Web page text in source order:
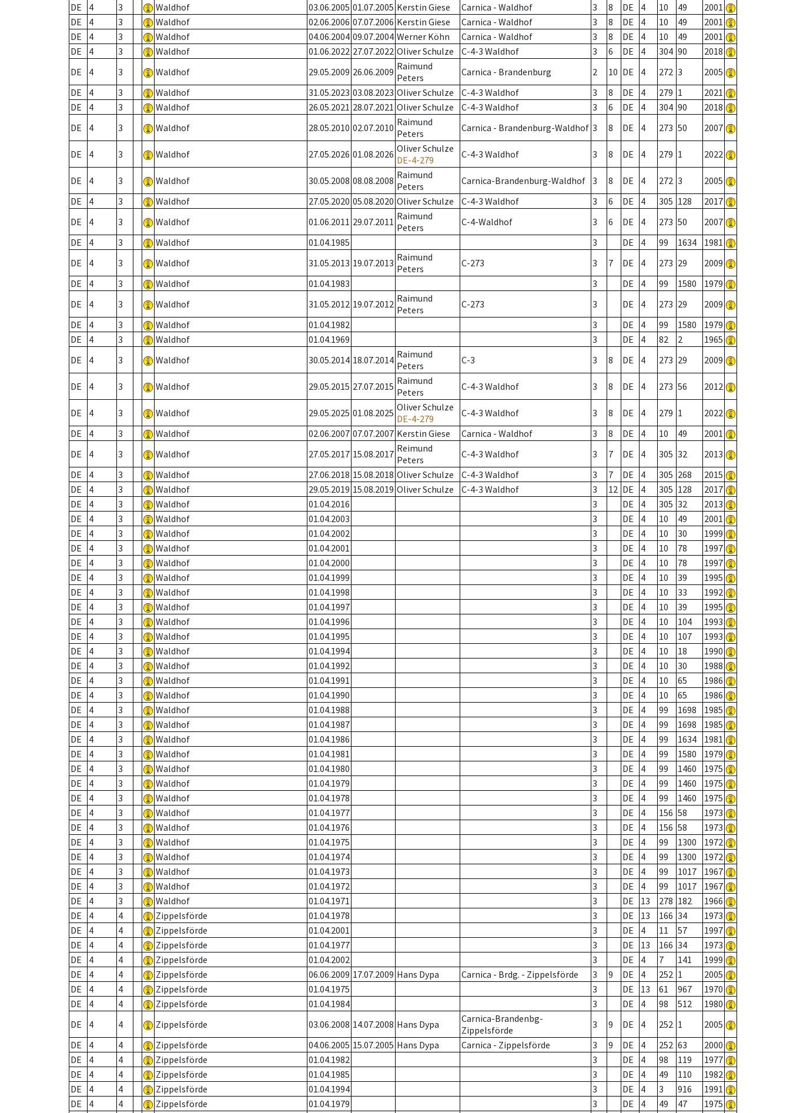
DE
4 3 Waldhof 03.06.2005 01.07.2005 Kerstin Giese Carnica - Waldhof 3 8 DE 4 10 49
2001
DE
4 3 Waldhof 02.06.2006 07.07.2006 Kerstin Giese Carnica - Waldhof 3 8 DE 4 10 49
2001
DE
4 3 Waldhof 04.06.2004 09.07.2004 Werner Köhn Carnica - Waldhof 3 8 DE 4 10 49
2001
DE
4 3 Waldhof 01.06.2022 27.07.2022 Oliver Schulze C-4-3 Waldhof 3 6 DE 4 304 90
2018
DE
4 3 Waldhof 29.05.2009 26.06.2009 Raimund
Peters
Carnica - Brandenburg 2 10 DE 4 272 3
2005
DE
4 3 Waldhof 31.05.2023 03.08.2023 Oliver Schulze C-4-3 Waldhof 3 8 DE 4 279 1
2021
DE
4 3 Waldhof 26.05.2021 28.07.2021 Oliver Schulze C-4-3 Waldhof 3 6 DE 4 304 90
2018
DE
4 3 Waldhof 28.05.2010 02.07.2010 Raimund
Peters
Carnica - Brandenburg-Waldhof 3 8 DE 4 273 50 2007
DE 4 3 Waldhof 27.05.2026 01.08.2026 Oliver Schulze
DE-4-279
C-4-3 Waldhof 3 8 DE 4 279 1 2022
DE 4 3 Waldhof 30.05.2008 08.08.2008 Raimund
Peters
Carnica-Brandenburg-Waldhof 3 8 DE 4 272 3
2005
DE
4 3 Waldhof 27.05.2020 05.08.2020 Oliver Schulze C-4-3 Waldhof 3 6 DE 4 305 128
2017
DE
4 3 Waldhof 01.06.2011 29.07.2011 Raimund
Peters
C-4-Waldhof 3 6 DE 4 273 50
2007
DE
4 3 Waldhof 01.04.1985 3 DE 4 99 1634
1981
DE
4 3 Waldhof 31.05.2013 19.07.2013 Raimund
Peters
C-273 3 7 DE 4 273 29
2009
DE
4 3 Waldhof 01.04.1983 3 DE 4 99 1580
1979
DE
4 3 Waldhof 31.05.2012 19.07.2012 Raimund
Peters
C-273 3 DE 4 273 29
2009
DE
4 3 Waldhof 01.04.1982 3 DE 4 99 1580
1979
DE
4 3 Waldhof 01.04.1969 3 DE 4 82 2
1965
DE
4 3 Waldhof 30.05.2014 18.07.2014 Raimund
Peters
C-3 3 8 DE 4 273 29 2009
DE 4 3 Waldhof 29.05.2015 27.07.2015 Raimund
Peters
C-4-3 Waldhof 3 8 DE 4 273 56 2012
DE 4 3 Waldhof 29.05.2025 01.08.2025 Oliver Schulze
DE-4-279
C-4-3 Waldhof 3 8 DE 4 279 1
2022
DE
4 3 Waldhof 02.06.2007 07.07.2007 Kerstin Giese Carnica - Waldhof 3 8 DE 4 10 49
2001
DE
4 3 Waldhof 27.05.2017 15.08.2017 Reimund
Peters
C-4-3 Waldhof 3 7 DE 4 305 32
2013
DE
4 3 Waldhof 27.06.2018 15.08.2018 Oliver Schulze C-4-3 Waldhof 3 7 DE 4 305 268
2015
DE
4 3 Waldhof 29.05.2019 15.08.2019 Oliver Schulze C-4-3 Waldhof 3 12 DE 4 305 128
2017
DE
4 3 Waldhof 01.04.2016 3 DE 4 305 32
2013
DE
4 3 Waldhof 01.04.2003 3 DE 4 10 49
2001
DE
4 3 Waldhof 01.04.2002 3 DE 4 10 30
1999
DE
4 3 Waldhof 01.04.2001 3 DE 4 10 78
1997
DE
4 3 Waldhof 01.04.2000 3 DE 4 10 78
1997
DE
4 3 Waldhof 01.04.1999 3 DE 4 10 39
1995
DE
4 3 Waldhof 01.04.1998 3 DE 4 10 33
1992
DE
4 3 Waldhof 01.04.1997 3 DE 4 10 39
1995
DE
4 3 Waldhof 01.04.1996 3 DE 4 10 104
1993
DE
4 3 Waldhof 01.04.1995 3 DE 4 10 107
1993
DE
4 3 Waldhof 01.04.1994 3 DE 4 10 18
1990
DE
4 3 Waldhof 01.04.1992 3 DE 4 10 30
1988
DE
4 3 Waldhof 01.04.1991 3 DE 4 10 65
1986
DE
4 3 Waldhof 01.04.1990 3 DE 4 10 65
1986
DE
4 3 Waldhof 01.04.1988 3 DE 4 99 1698
1985
DE
4 3 Waldhof 01.04.1987 3 DE 4 99 1698
1985
DE
4 3 Waldhof 01.04.1986 3 DE 4 99 1634
1981
DE
4 3 Waldhof 01.04.1981 3 DE 4 99 1580
1979
DE
4 3 Waldhof 01.04.1980 3 DE 4 99 1460
1975
DE
4 3 Waldhof 01.04.1979 3 DE 4 99 1460
1975
DE
4 3 Waldhof 01.04.1978 3 DE 4 99 1460
1975
DE
4 3 Waldhof 01.04.1977 3 DE 4 156 58
1973
DE
4 3 Waldhof 01.04.1976 3 DE 4 156 58
1973
DE
4 3 Waldhof 01.04.1975 3 DE 4 99 1300
1972
DE
4 3 Waldhof 01.04.1974 3 DE 4 99 1300
1972
DE
4 3 Waldhof 01.04.1973 3 DE 4 99 1017
1967
DE
4 3 Waldhof 01.04.1972 3 DE 4 99 1017
1967
DE
4 3 Waldhof 01.04.1971 3 DE 13 278 182
1966
DE
4 4 Zippelsförde 01.04.1978 3 DE 13 166 34
1973
DE
4 4 Zippelsförde 01.04.2001 3 DE 4 11 57
1997
DE
4 4 Zippelsförde 01.04.1977 3 DE 13 166 34
1973
DE
4 4 Zippelsförde 01.04.2002 3 DE 4 7 141
1999
DE
4 4 Zippelsförde 06.06.2009 17.07.2009 Hans Dypa Carnica - Brdg. - Zippelsförde 3 9 DE 4 252 1
2005
DE
4 4 Zippelsförde 01.04.1975 3 DE 13 61 967
1970
DE
4 4 Zippelsförde 01.04.1984 3 DE 4 98 512
1980
DE
4 4 Zippelsförde 03.06.2008 14.07.2008 Hans Dypa
Carnica-Brandenbg-
Zippelsförde
3 9 DE 4 252 1
2005
DE
4 4 Zippelsförde 04.06.2005 15.07.2005 Hans Dypa Carnica - Zippelsförde 3 9 DE 4 252 63
2000
DE
4 4 Zippelsförde 01.04.1982 3 DE 4 98 119
1977
DE
4 4 Zippelsförde 01.04.1985 3 DE 4 49 110
1982
DE
4 4 Zippelsförde 01.04.1994 3 DE 4 3 916
1991
DE
4 4 Zippelsförde 01.04.1979 3 DE 4 49 47
1975